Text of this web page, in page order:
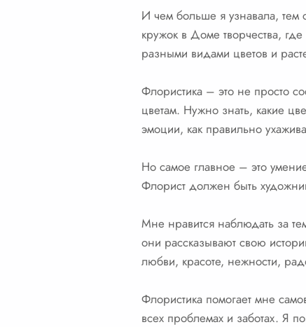
И чем больше я узнавала, тем
кружок в Доме творчества,
разными видами цветов и
Флористика – это не просто
цветам. Нужно знать, какие
эмоции, как правильно
Но самое главное – это
Флорист должен быть
Мне нравится наблюдать за
они рассказывают свою
любви, красоте, нежности,
Флористика помогает мне
всех проблемах и заботах. Я